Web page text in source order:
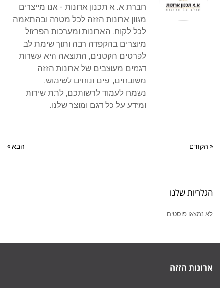
חברת א. א תכנון ארונות - אנו מייצרים
מגוון ארונות הזזה לכל מטרה ובהתאמה
לכל לקוח. הארונות ומערכות הפרזול
מיוצרים בהקפדה רבה ותוך שימת לב
לפרטים הקטנים, התוצאה היא עשרות
דגמים מעוצבים של ארונות הזזה
משובחים, יפים ונוחים לשימוש.
נשמח לעמוד לרשותכם, לתת שירות
ומידע על כל דגם ומוצר שלנו.
« הקודם הבא »
הגלריות שלנו
לא נמצאו פוסטים.
ארונות הזזה